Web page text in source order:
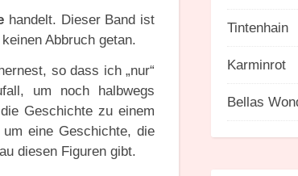
handelt. Dieser Band ist
Abbruch getan.
so dass ich „nur“
um noch halbwegs
Geschichte zu einem
eine Geschichte, die
diesen Figuren gibt.
Tintenhain
Karminrot
Bellas